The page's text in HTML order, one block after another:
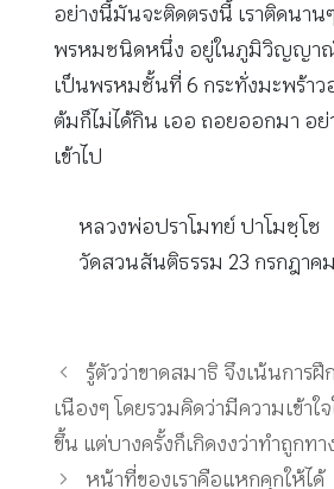
อย่างนี้มันจะติดตรงนี้ เราติดนาน
พรหมชนิดหนึ่ง อยู่ในภูมิวิญญา
เป็นพรหมชั้นที่ 6 กระทั่งมะพร้าว
ต้มก็ไม่ได้กิน เออ ถอยออกมา อ
เข้าไป
หลวงพ่อปราโมทย์ ปาโมชฺโช
วัดสวนสันติธรรม 23 กรกฎาค
รู้ตัวว่าขาดสมาธิ จึงเน้นการฝึ
เนืองๆ โดยรวมคิดว่ามีความเข้า
ขึ้น แต่บางครั้งก็เกิดงงว่าทำถูกทา
หน้าที่ของเราคือแหกคุกให้ได้